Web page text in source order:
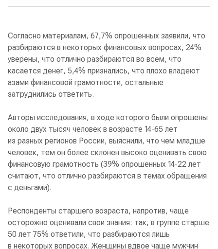
Согласно материалам, 67,7% опрошенных заявили, что
разбираются в некоторых финансовых вопросах, 24%
уверены, что отлично разбираются во всем, что
касается денег, 5,4% признались, что плохо владеют
азами финансовой грамотности, остальные
затруднились ответить.
Авторы исследования, в ходе которого были опрошены
около двух тысяч человек в возрасте 14-65 лет
из разных регионов России, выяснили, что чем младше
человек, тем он более склонен высоко оценивать свою
финансовую грамотность (39% опрошенных 14-22 лет
считают, что отлично разбираются в темах обращения
с деньгами).
Респонденты старшего возраста, напротив, чаще
осторожно оценивали свои знания: так, в группе старше
50 лет 75% ответили, что разбираются лишь
в некоторых вопросах. Женщины вдвое чаще мужчин